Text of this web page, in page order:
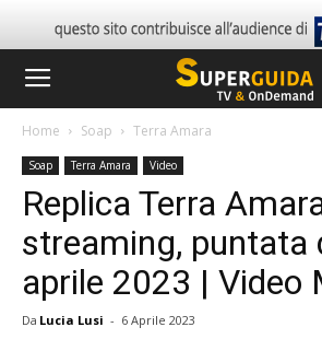
Home Soap Terra Amara
Soap Terra Amara Video
Replica Terra
streaming, puntata
aprile 2023 | Video
Da Lucia Lusi - 6 Aprile 2023